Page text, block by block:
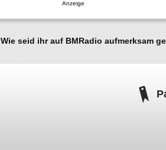
Wie seid ihr auf BMRadio aufmerksam